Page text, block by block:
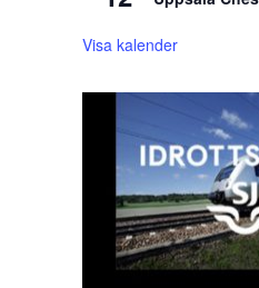
Visa kalender